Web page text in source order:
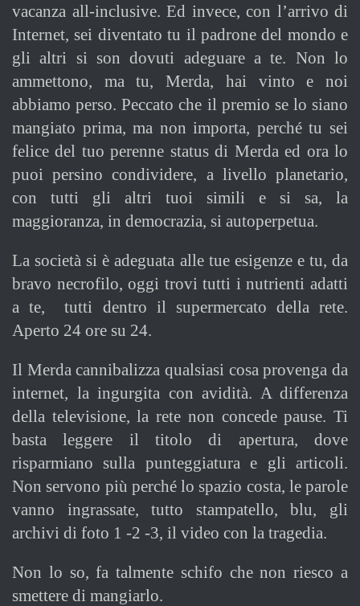
vacanza all-inclusive. Ed invece, con l’arrivo di
Internet, sei diventato tu il padrone del mondo e
gli altri si son dovuti adeguare a te. Non lo
ammettono, ma tu, Merda, hai vinto e noi
abbiamo perso. Peccato che il premio se lo siano
mangiato prima, ma non importa, perché tu sei
felice del tuo perenne status di Merda ed ora lo
puoi persino condividere, a livello planetario,
con tutti gli altri tuoi simili e si sa, la
maggioranza, in democrazia, si autoperpetua.
La società si è adeguata alle tue esigenze e tu, da
bravo necrofilo, oggi trovi tutti i nutrienti adatti
a te, tutti dentro il supermercato della rete.
Aperto 24 ore su 24.
Il Merda cannibalizza qualsiasi cosa provenga da
internet, la ingurgita con avidità. A differenza
della televisione, la rete non concede pause. Ti
basta leggere il titolo di apertura, dove
risparmiano sulla punteggiatura e gli articoli.
Non servono più perché lo spazio costa, le parole
vanno ingrassate, tutto stampatello, blu, gli
archivi di foto 1 -2 -3, il video con la tragedia.
Non lo so, fa talmente schifo che non riesco a
smettere di mangiarlo.